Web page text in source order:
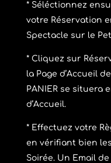
* Séléctionnez
votre Réservation
Spectacle sur le
* Cliquez sur
la Page d’Accueil
PANIER se situera
d’Accueil.
* Effectuez votre
en vérifiant bien
Soirée. Un Email